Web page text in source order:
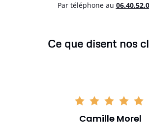
Par téléphone au
Ce que disent nos
Camille Morel